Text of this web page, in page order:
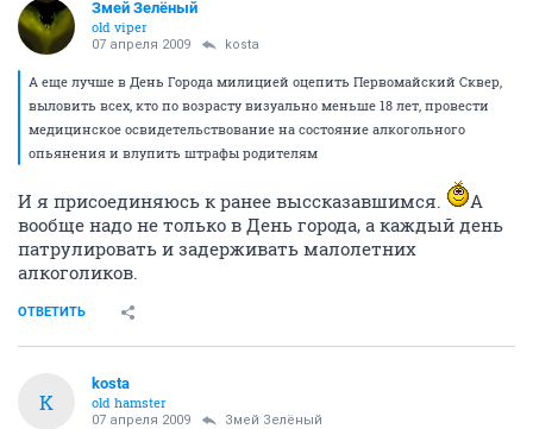
Змей Зелёный
old viper
07 апреля 2009 kosta
А еще лучше в День Города милицией оцепить Первомайский Сквер,
выловить всех, кто по возрасту визуально меньше 18 лет, провести
медицинское освидетельствование на состояние алкогольного
опьянения и влупить штрафы родителям
И я присоединяюсь к ранее выссказавшимся.
А
вообще надо не только в День города, а каждый день
патрулировать и задерживать малолетних
алкоголиков.
ОТВЕТИТЬ
K
kosta
old hamster
07 апреля 2009 Змей Зелёный